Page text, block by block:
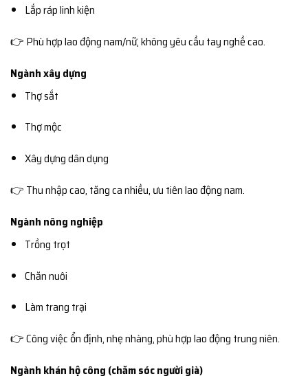
Lắp ráp linh kiện
👉 Phù hợp lao động nam/nữ, không yêu cầu tay nghề cao.
Ngành xây dựng
Thợ sắt
Thợ mộc
Xây dựng dân dụng
👉 Thu nhập cao, tăng ca nhiều, ưu tiên lao động nam.
Ngành nông nghiệp
Trồng trọt
Chăn nuôi
Làm trang trại
👉 Công việc ổn định, nhẹ nhàng, phù hợp lao động trung niên.
Ngành khán hộ công (chăm sóc người già)